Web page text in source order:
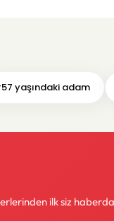
yaşındaki adam
ilk siz